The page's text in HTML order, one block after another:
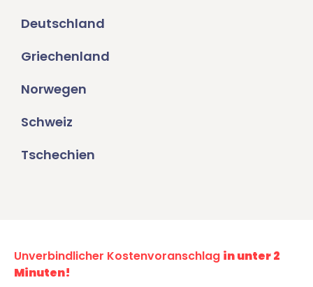
Deutschland
Griechenland
Norwegen
Schweiz
Tschechien
Unverbindlicher Kostenvoranschlag in unter 2
Minuten!